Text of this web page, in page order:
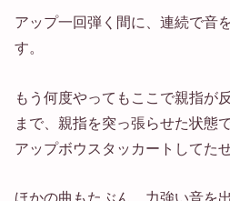
アップ一回弾く間に、連続で音
す。
もう何度やってもここで親指が
まで、親指を突っ張らせた状態
アップボウスタッカートしてた
ほかの曲もたぶん、力強い音を